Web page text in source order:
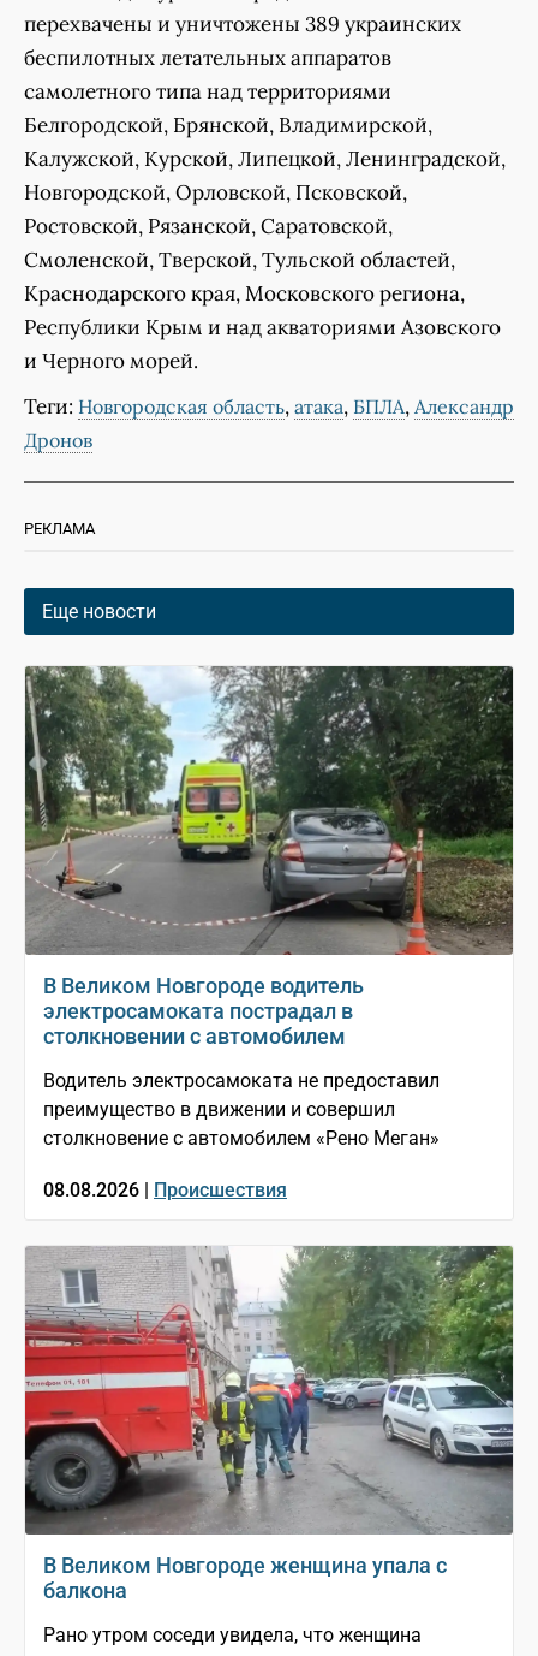
перехвачены и уничтожены 389 украинских
беспилотных летательных аппаратов
самолетного типа над территориями
Белгородской, Брянской, Владимирской,
Калужской, Курской, Липецкой, Ленинградской,
Новгородской, Орловской, Псковской,
Ростовской, Рязанской, Саратовской,
Смоленской, Тверской, Тульской областей,
Краснодарского края, Московского региона,
Республики Крым и над акваториями Азовского
и Черного морей.
Теги: Новгородская область, атака, БПЛА, Александр
Дронов
РЕКЛАМА
Еще новости
В Великом Новгороде водитель
электросамоката пострадал в
столкновении с автомобилем
Водитель электросамоката не предоставил
преимущество в движении и совершил
столкновение с автомобилем «Рено Меган»
08.08.2026 | Происшествия
В Великом Новгороде женщина упала с
балкона
Рано утром соседи увидела, что женщина